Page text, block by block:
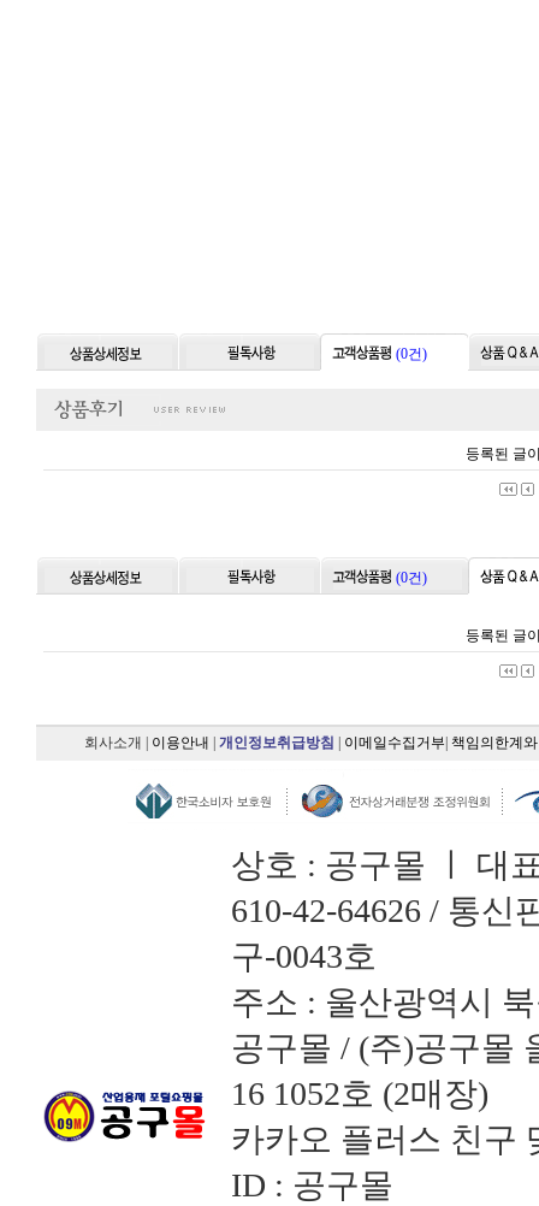
(0건)
등록된 글
(0건)
등록된 글
회사소개 이용안내 개인정보취급방침 이메일수집거부 책임의한계
상호 : 공구몰 ㅣ 대
610-42-64626 / 통신
구-0043호
주소 : 울산광역시
공구몰 / (주)공구몰
16 1052호 (2매장)
카카오 플러스 친구
ID : 공구몰